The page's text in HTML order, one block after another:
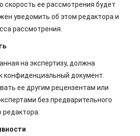
скорость ее рассмотрения будет
уведомить об этом редактора и
рассмотрения.
на экспертизу, должна
конфиденциальный документ.
ее другим рецензентам или
без предварительного